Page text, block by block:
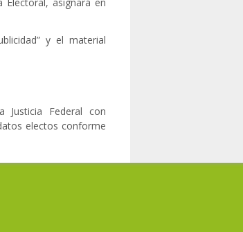
y el material
Federal con
electos conforme